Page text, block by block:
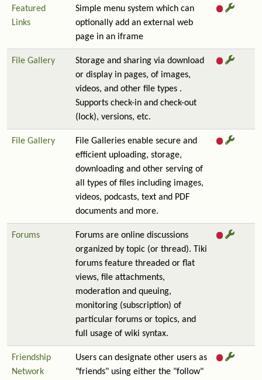
Featured
Links
Simple menu system which can
optionally add an external web
page in an iframe
File Gallery
Storage and sharing via download
or display in pages, of images,
videos, and other file types .
Supports check-in and check-out
(lock), versions, etc.
File Gallery
File Galleries enable secure and
efficient uploading, storage,
downloading and other serving of
all types of files including images,
videos, podcasts, text and PDF
documents and more.
Forums
Forums are online discussions
organized by topic (or thread). Tiki
forums feature threaded or flat
views, file attachments,
moderation and queuing,
monitoring (subscription) of
particular forums or topics, and
full usage of wiki syntax.
Friendship
Network
Users can designate other users as
"friends" using either the "follow"